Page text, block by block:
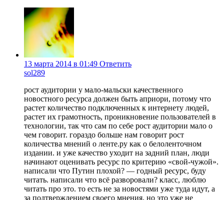
13 марта 2014 в 01:49 Ответить
sol289
рост аудитории у мало-мальски качественного
новостного ресурса должен быть априори, потому что
растет количество подключенных к интернету людей,
растет их грамотность, проникновение пользователей в
технологии, так что сам по себе рост аудитории мало о
чем говорит. гораздо больше нам говорит рост
количества мнений о ленте.ру как о белоленточном
издании. и уже качество уходит на задний план, люди
начинают оценивать ресурс по критерию «свой-чужой».
написали что Путин плохой? — годный ресурс, буду
читать. написали что всё разворовали? класс, люблю
читать про это. то есть не за новостями уже туда идут, а
за подтверждением своего мнения. но это уже не